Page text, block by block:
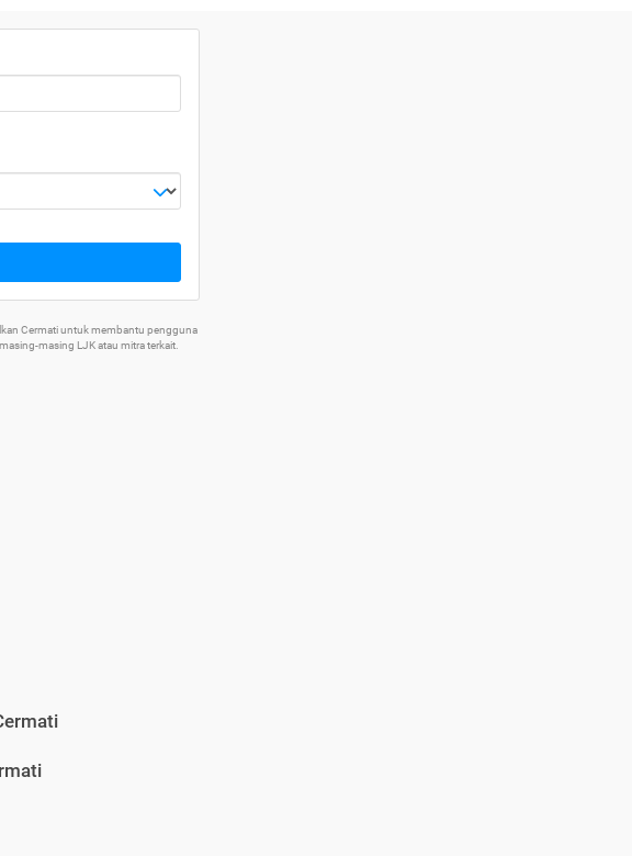
Cermati untuk membantu pengguna
masing LJK atau mitra terkait.